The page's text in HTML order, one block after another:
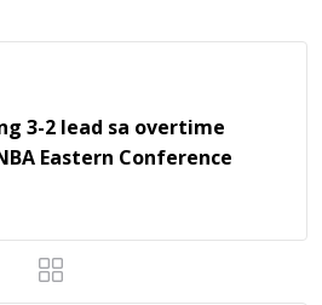
3-2 lead sa overtime
Eastern Conference